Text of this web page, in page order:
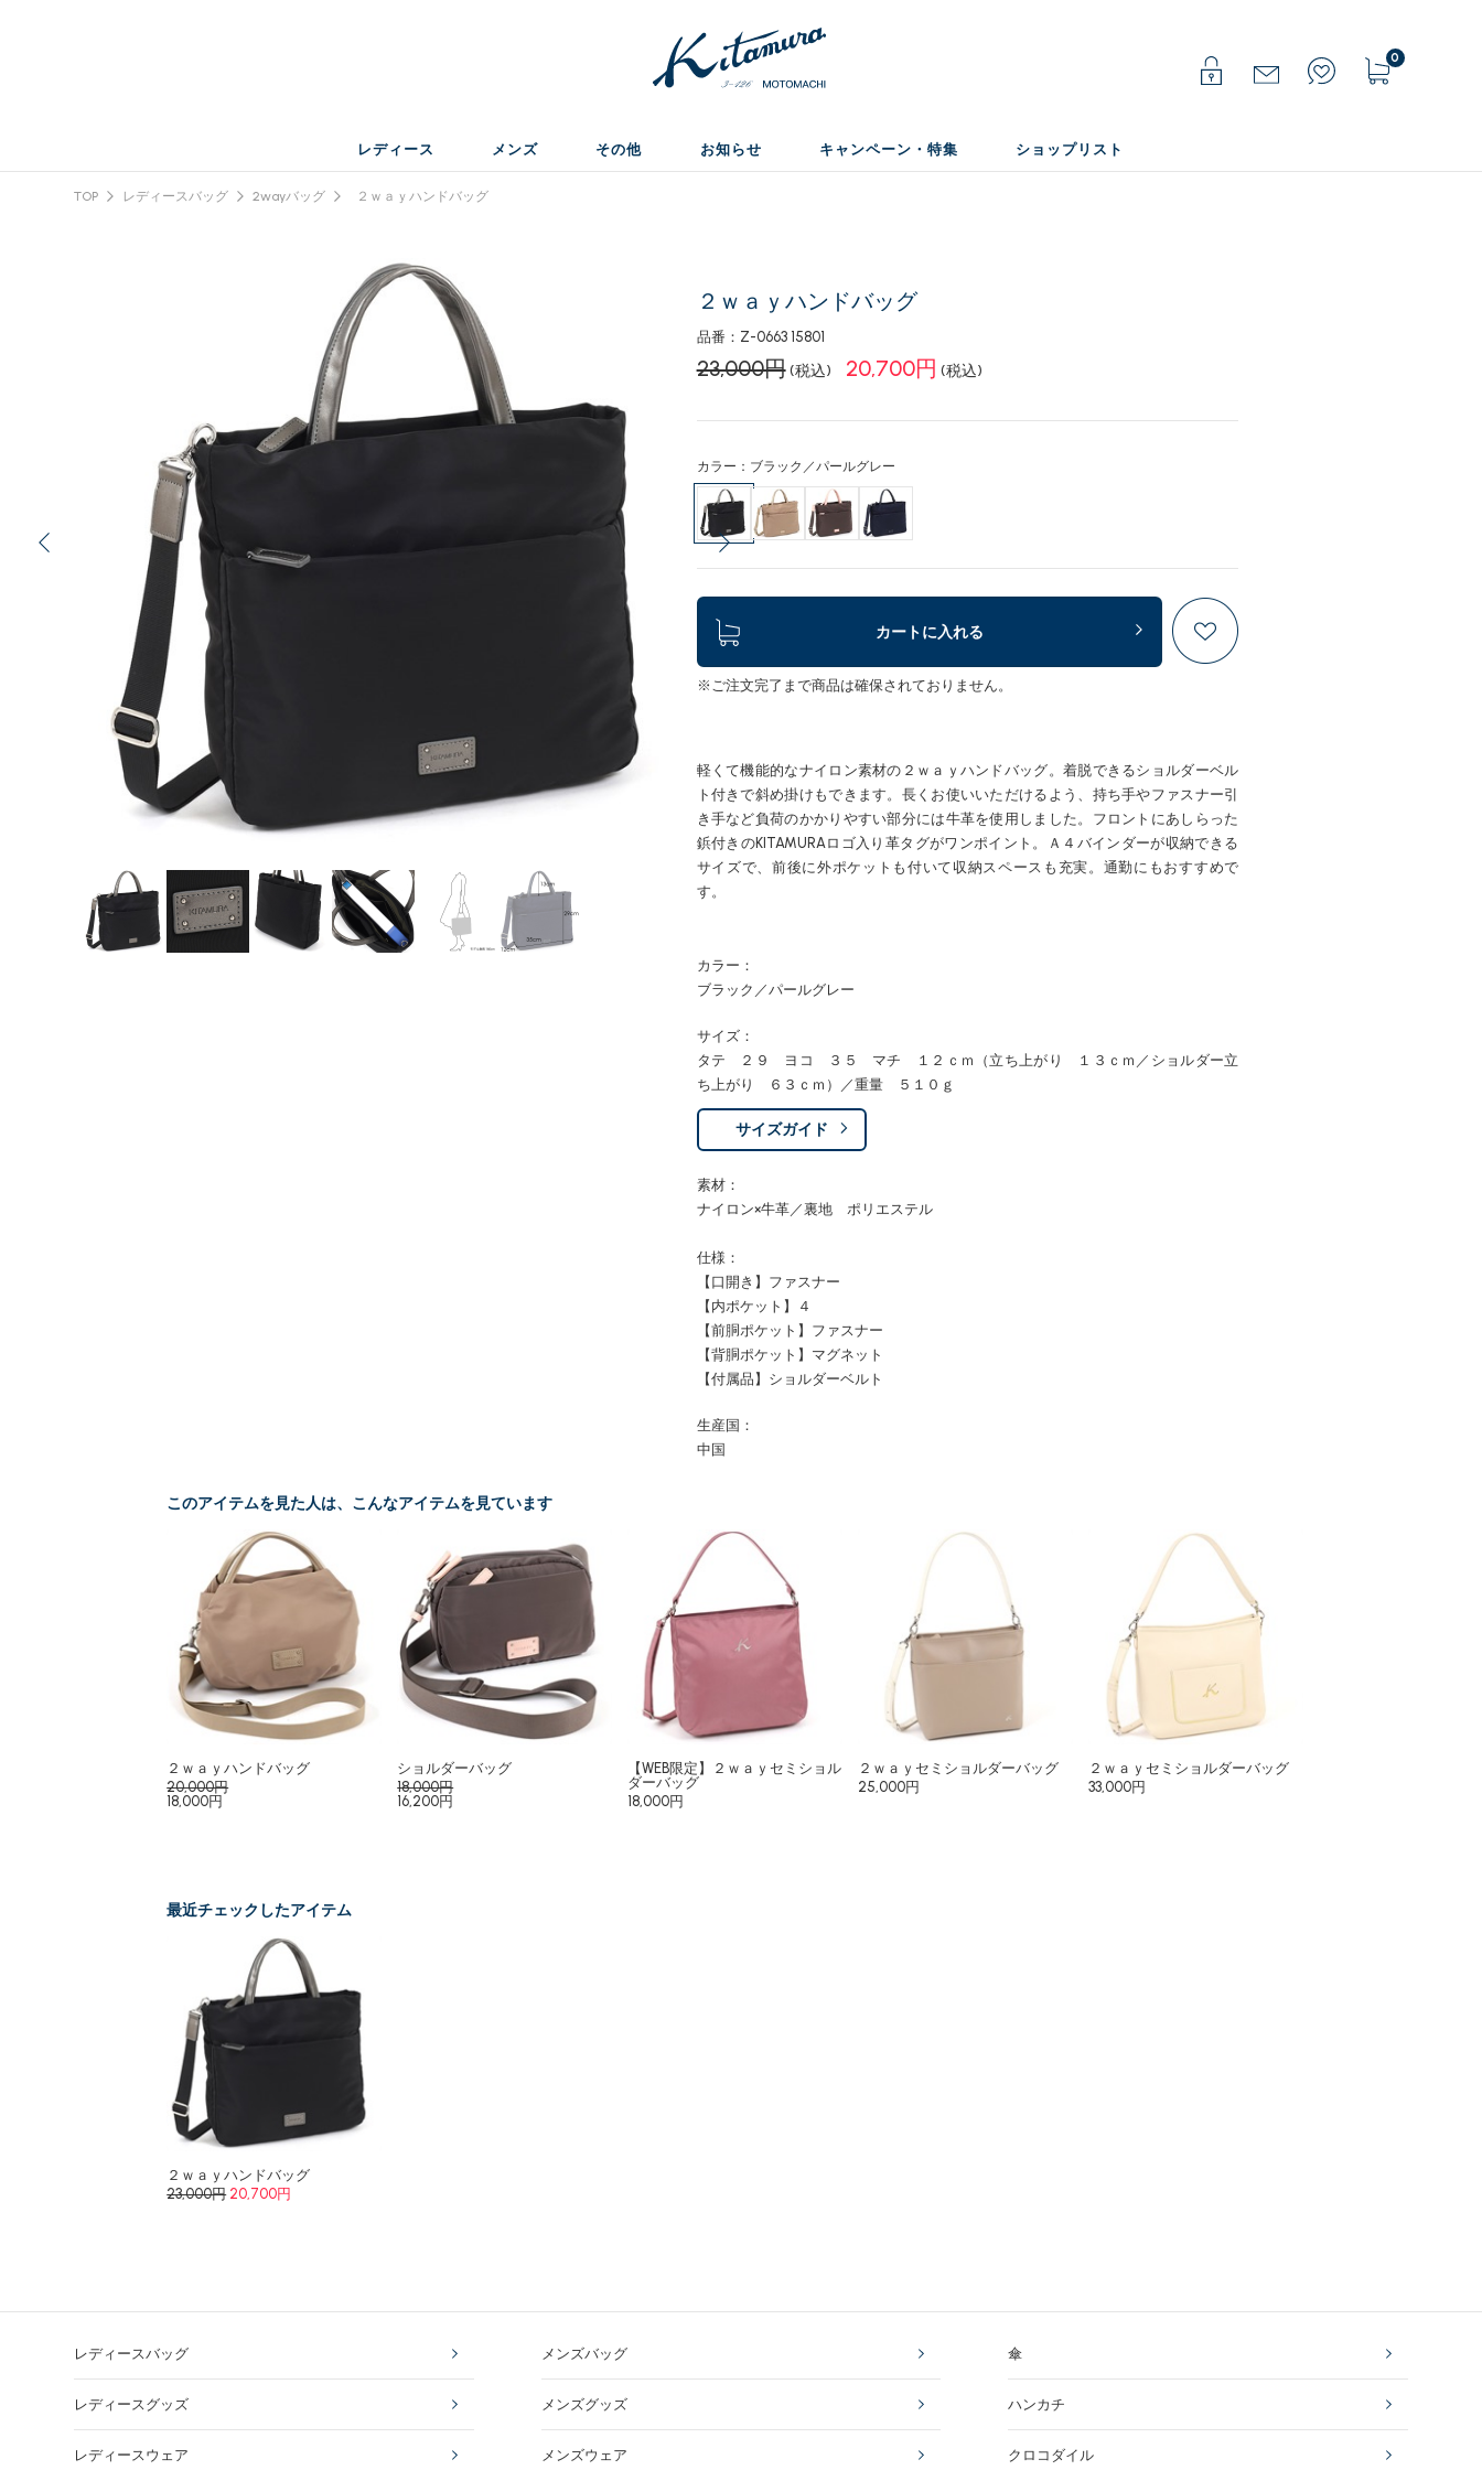
0
レディース メンズ その他 お知らせ キャンペーン・特集 ショップリスト
TOP レディースバッグ 2wayバッグ ２ｗａｙハンドバッグ
２ｗａｙハンドバッグ
品番：Z-0663 15801
23,000円 (税込) 20,700円 (税込)
カラー：ブラック／パールグレー
カートに入れる
※ご注文完了まで商品は確保されておりません。
軽くて機能的なナイロン素材の２ｗａｙハンドバッグ。着脱できるショルダーベル
ト付きで斜め掛けもできます。長くお使いいただけるよう、持ち手やファスナー引
き手など負荷のかかりやすい部分には牛革を使用しました。フロントにあしらった
鋲付きのKITAMURAロゴ入り革タグがワンポイント。Ａ４バインダーが収納できる
サイズで、前後に外ポケットも付いて収納スペースも充実。通勤にもおすすめで
す。
カラー：
ブラック／パールグレー
サイズ：
タテ ２９ ヨコ ３５ マチ １２ｃｍ（立ち上がり １３ｃｍ／ショルダー立
ち上がり ６３ｃｍ）／重量 ５１０ｇ
サイズガイド
素材：
ナイロン×牛革／裏地 ポリエステル
仕様：
【口開き】ファスナー
【内ポケット】４
【前胴ポケット】ファスナー
【背胴ポケット】マグネット
【付属品】ショルダーベルト
生産国：
中国
このアイテムを見た人は、こんなアイテムを見ています
２ｗａｙハンドバッグ
20,000円
18,000円
ショルダーバッグ
18,000円
16,200円
【WEB限定】２ｗａｙセミショル
ダーバッグ
18,000円
２ｗａｙセミショルダーバッグ
25,000円
２ｗａｙセミショルダーバッグ
33,000円
最近チェックしたアイテム
２ｗａｙハンドバッグ
23,000円 20,700円
レディースバッグ
レディースグッズ
レディースウェア
メンズバッグ
メンズグッズ
メンズウェア
傘
ハンカチ
クロコダイル